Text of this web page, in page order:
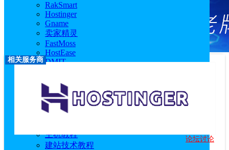
RakSmart
Hostinger
Gname
卖家精灵
FastMoss
HostEase
DMIT
西柚找词
优麦云
恒创科技
主机教程
建站技术教程
相关服务商
Hostinger 论坛讨论